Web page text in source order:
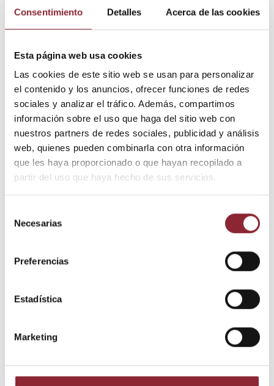
Consentimiento Detalles Acerca de las cookies
Esta página web usa cookies
Las cookies de este sitio web se usan para personalizar
el contenido y los anuncios, ofrecer funciones de redes
sociales y analizar el tráfico. Además, compartimos
información sobre el uso que haga del sitio web con
nuestros partners de redes sociales, publicidad y análisis
web, quienes pueden combinarla con otra información
que les haya proporcionado o que hayan recopilado a
partir del uso que haya hecho de sus servicios.
Necesarias
Preferencias
Estadística
Marketing
¿Tienes dudas? Te asesoramos
Envío gratis +60€
Pago seguro